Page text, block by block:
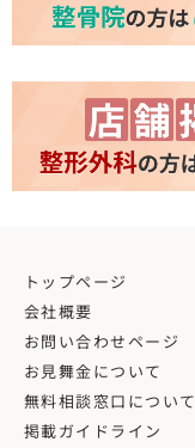
トップページ
会社概要
お問い合わせページ
お見舞金について
無料相談窓口について
掲載ガイドライン